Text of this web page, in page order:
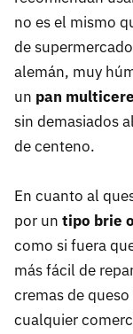
no es el mismo
de
alemán, muy
un pan
sin demasiados
de centeno.
En cuanto al
por un tipo brie
como si fuera
más fácil de
cremas de
cualquier